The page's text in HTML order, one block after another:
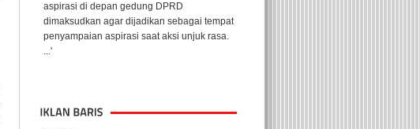
kebonnanas Tangerang setiap hari tak dapat
dihindarkan. Meski jalan yang merupakan
penyangga gerbang tol Tangerang ...'
digelar di Jakarta Convention Center (JCC),